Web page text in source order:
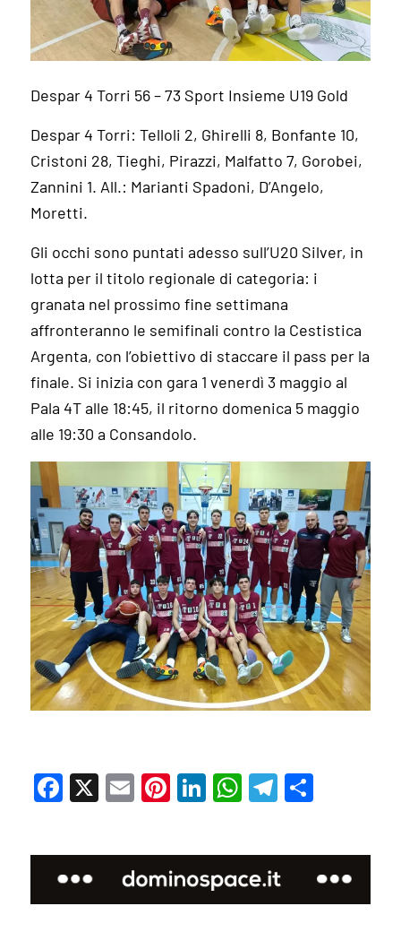
Despar 4 Torri 56 – 73 Sport Insieme U19 Gold
Despar 4 Torri: Telloli 2, Ghirelli 8, Bonfante 10,
Cristoni 28, Tieghi, Pirazzi, Malfatto 7, Gorobei,
Zannini 1. All.: Marianti Spadoni, D’Angelo,
Moretti.
Gli occhi sono puntati adesso sull’U20 Silver, in
lotta per il titolo regionale di categoria: i
granata nel prossimo fine settimana
affronteranno le semifinali contro la Cestistica
Argenta, con l’obiettivo di staccare il pass per la
finale. Si inizia con gara 1 venerdì 3 maggio al
Pala 4T alle 18:45, il ritorno domenica 5 maggio
alle 19:30 a Consandolo.
Facebook
X EmailPinterest
LinkedIn
WhatsApp
Telegram